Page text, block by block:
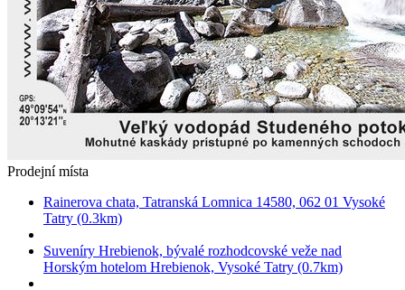
Prodejní místa
Rainerova chata, Tatranská Lomnica 14580, 062 01 Vysoké
Tatry (0.3km)
Suveníry Hrebienok, bývalé rozhodcovské veže nad
Horským hotelom Hrebienok, Vysoké Tatry (0.7km)